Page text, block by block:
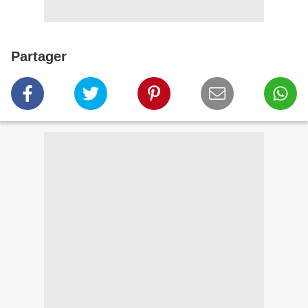
Partager